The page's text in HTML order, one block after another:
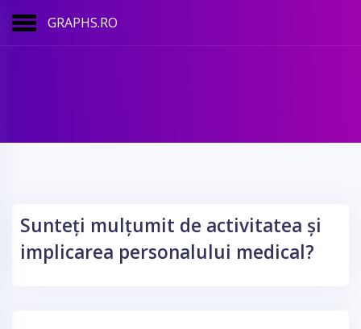
GRAPHS.RO
Sunteți mulțumit de activitatea și
implicarea personalului medical?